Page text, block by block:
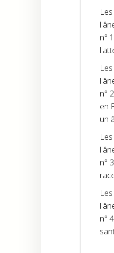
n°
n°
en
un
n°
n°